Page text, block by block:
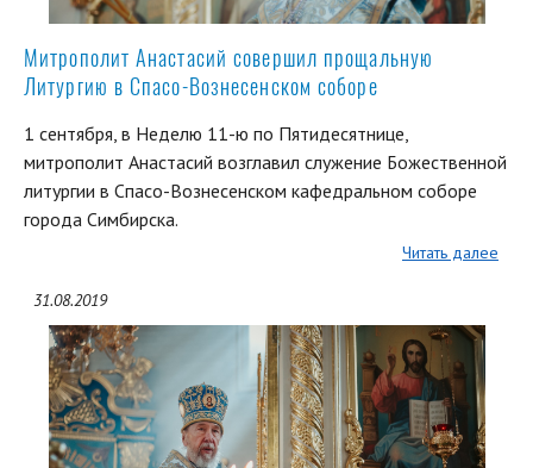
Митрополит Анастасий совершил прощальную
Литургию в Спасо-Вознесенском соборе
1 сентября, в Неделю 11-ю по Пятидесятнице,
митрополит Анастасий возглавил служение Божественной
литургии в Спасо-Вознесенском кафедральном соборе
города Симбирска.
Читать далее
31.08.2019